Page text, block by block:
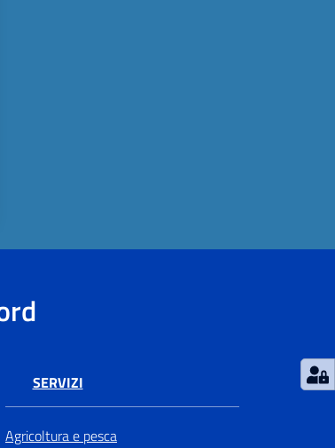
SERVIZI
Agricoltura e pesca